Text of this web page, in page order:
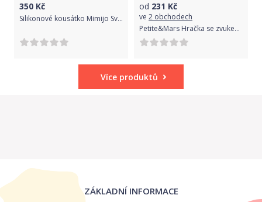
350 Kč
Silikonové kousátko Mimijo Světlo-modrý Donut
od 231 Kč
ve 2 obchodech
Petite&Mars Hračka se zvukem na skřipci srnka Suzi
Více produktů
ZÁKLADNÍ INFORMACE